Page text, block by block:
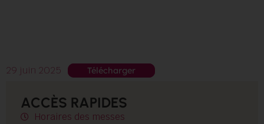
29 juin 2025 Télécharger
ACCÈS RAPIDES
Horaires des messes